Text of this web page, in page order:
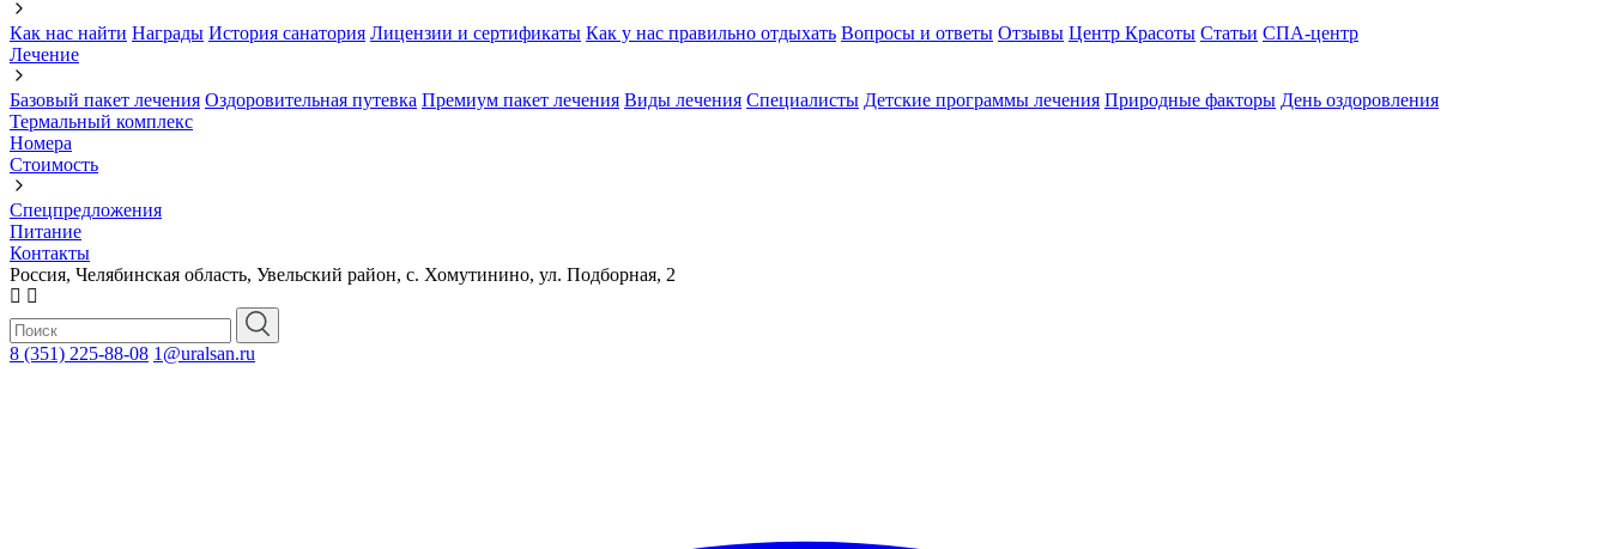
Как нас найти Награды История санатория Лицензии и сертификаты Как у нас правильно отдыхать Вопросы и ответы Отзывы Центр Красоты Статьи СПА-центр
Лечение
Базовый пакет лечения Оздоровительная путевка Премиум пакет лечения Виды лечения Cпециалисты Детские программы лечения Природные факторы День оздоровления
Термальный комплекс
Номера
Стоимость
Спецпредложения
Питание
Контакты
Россия, Челябинская область, Увельский район, с. Хомутинино, ул. Подборная, 2
8 (351) 225-88-08 1@uralsan.ru